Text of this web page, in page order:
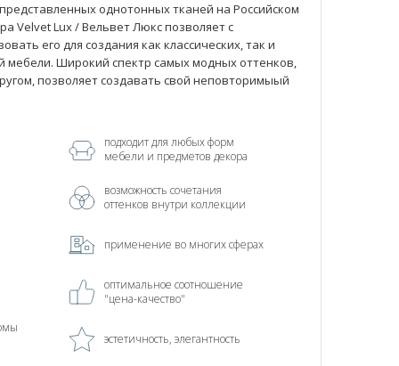
однотонных тканей на Российском
Velvet Lux / Вельвет Люкс позволяет с
его для создания как классических, так и
мебели. Широкий спектр самых модных оттенков,
позволяет создавать свой неповторимыый
подходит для любых форм
мебели и предметов декора
возможность сочетания
оттенков внутри коллекции
применение во многих сферах
оптимальное соотношение
"цена-качество"
эстетичность, элегантность